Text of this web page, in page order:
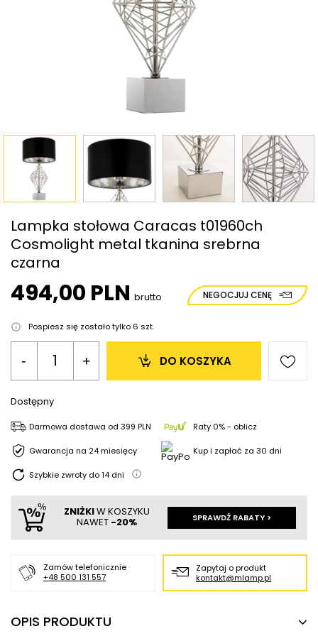
Lampka stołowa Caracas t01960ch
Cosmolight metal tkanina srebrna
czarna
494,00 PLN brutto NEGOCJUJ CENĘ
Pospiesz się zostało tylko 6 szt.
- + DO KOSZYKA
Dostępny
Darmowa dostawa od 399 PLN Raty 0% - oblicz
Gwarancja na 24 miesięcy Kup i zapłać za 30 dni
Szybkie zwroty do14 dni
ZNIŻKIW KOSZYKU
NAWET -20% SPRAWDŹ RABATY >
Zamów telefonicznie
+48 500 131 557
Zapytaj o produkt
kontakt@mlamp.pl
OPIS PRODUKTU